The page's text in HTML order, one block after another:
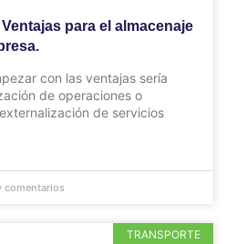
para el almacenaje
con las ventajas sería
de operaciones o
de servicios
comentarios
TRANSPORTE